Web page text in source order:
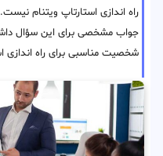
راه اندازی استارتاپ ویتنام
جواب مشخصی برای این سؤال
شخصیت مناسبی برای راه اندازی